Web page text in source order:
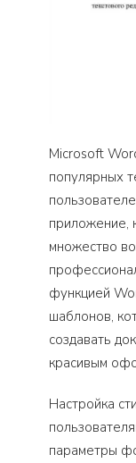
Microsoft
популярных
приложение,
множество
функцией
шаблонов,
создавать
красивым
Настройка
параметры